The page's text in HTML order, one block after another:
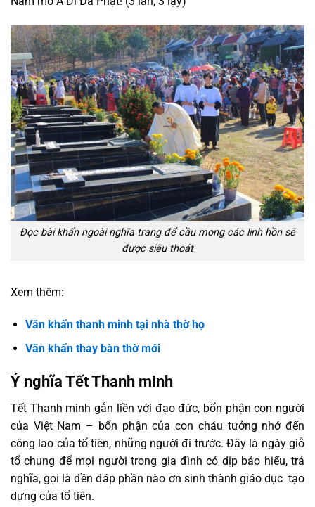
Đọc bài khấn ngoài nghĩa trang để cầu mong các linh hồn sẽ
được siêu thoát
Xem thêm:
Văn khấn thanh minh tại nhà thờ họ
Văn khấn thay bàn thờ mới
Ý nghĩa Tết Thanh minh
Tết Thanh minh gắn liền với đạo đức, bổn phận con người
của Việt Nam – bổn phận của con cháu tưởng nhớ đến
công lao của tổ tiên, những người đi trước. Đây là ngày giỗ
tổ chung để mọi người trong gia đình có dịp báo hiếu, trả
nghĩa, gọi là đền đáp phần nào ơn sinh thành giáo dục tạo
dựng của tổ tiên.